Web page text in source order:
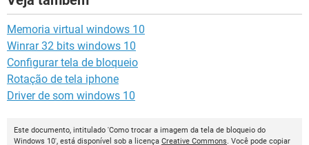
Memoria virtual windows 10
Winrar 32 bits windows 10
Configurar tela de bloqueio
Rotação de tela iphone
Driver de som windows 10
Este documento, intitulado 'Como trocar a imagem da tela de bloqueio do
Windows 10', está disponível sob a licença Creative Commons. Você pode copiar